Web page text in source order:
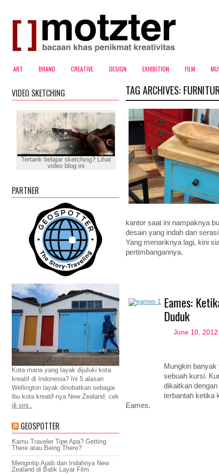
ART BRAND CREATIVE DESIGN EXHIBITION FILM
TAG ARCHIVES:
kantor saat ini nampaknya
desain yang indah dan
Yang menariknya lagi, kini
pertimbangannya.
Eames:
Duduk
June 10, 2012
Mungkin
sebuah kursi.
dikaitkan
terbantah ketika
Eames.
VIDEO SKETCHING
Tertarik belajar sketching? Lihat
video blog ini
PARTNER
Kota mana yang layak dijuluki kota
kreatif di Indonesia? Ini 5 alasan
Wellington layak dinobatkan sebagai
ibu kota kreatif-nya New Zealand, cek
di sini..
GEOSPOTTER
Kamu Traveler Tipe Apa? Getting
There atau Being There?
Mengintip Ajaib dan Indahnya New
Zealand di Balik Layar Film